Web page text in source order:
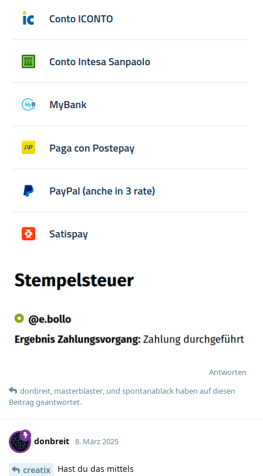
Antworten
donbreit, masterblaster, und spontanablack haben auf diesen
Beitrag geantwortet.
donbreit 8. März 2025
creatix
Hast du das mittels